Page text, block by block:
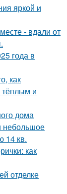
яркой и
- вдали от
года в
как
и
дома
небольшое
14 кв.
как
отделке